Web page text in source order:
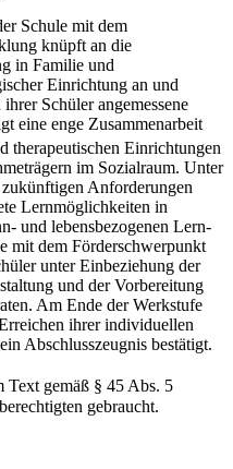
Schule mit dem
knüpft an die
in Familie und
Einrichtung an und
Schüler angemessene
eine enge Zusammenarbeit
therapeutischen Einrichtungen
im Sozialraum. Unter
Anforderungen
Lernmöglichkeiten in
und lebensbezogenen Lern-
mit dem Förderschwerpunkt
unter Einbeziehung der
und der Vorbereitung
Am Ende der Werkstufe
ihrer individuellen
Abschlusszeugnis bestätigt.
gemäß § 45 Abs. 5
gebraucht.